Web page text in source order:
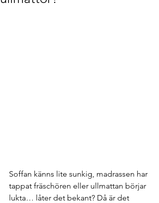
Soffan känns lite sunkig, madrassen har
tappat fräschören eller ullmattan börjar
lukta… låter det bekant? Då är det